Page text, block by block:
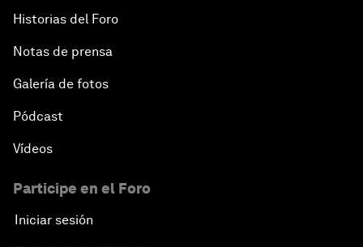
Historias del Foro
Notas de prensa
Galería de fotos
Pódcast
Vídeos
Participe en el Foro
Iniciar sesión